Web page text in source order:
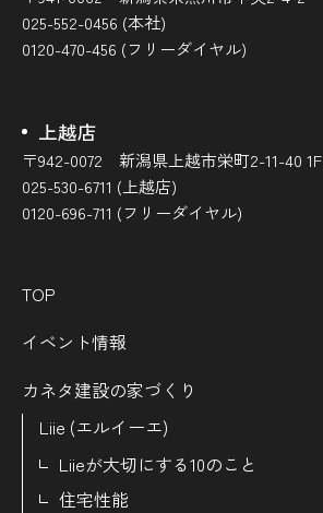
025-552-0456 (本社)
0120-470-456 (フリーダイヤル)
上越店
〒942-0072 新潟県上越市栄町2-11-40 1F
025-530-6711 (上越店)
0120-696-711 (フリーダイヤル)
TOP
イベント情報
カネタ建設の家づくり
Liie (エルイーエ)
Liieが大切にする10のこと
住宅性能